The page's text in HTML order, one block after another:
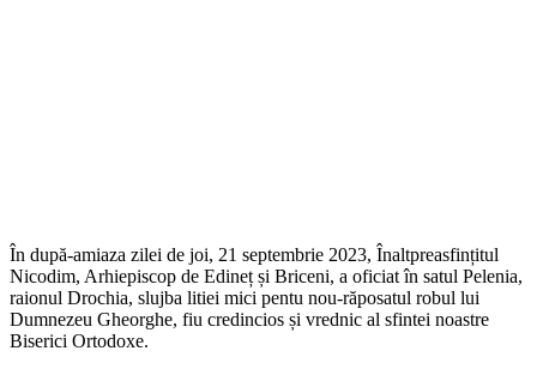
În după-amiaza zilei de joi, 21 septembrie 2023, Înaltpreasfințitul
Nicodim, Arhiepiscop de Edineț și Briceni, a oficiat în satul Pelenia,
raionul Drochia, slujba litiei mici pentu nou-răposatul robul lui
Dumnezeu Gheorghe, fiu credincios și vrednic al sfintei noastre
Biserici Ortodoxe.